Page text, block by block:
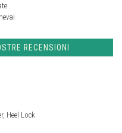
RECENSIONI
Heel Lock